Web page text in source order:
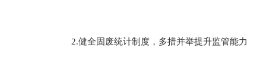
2.健全固废统计制度，多措并举提升监管能力